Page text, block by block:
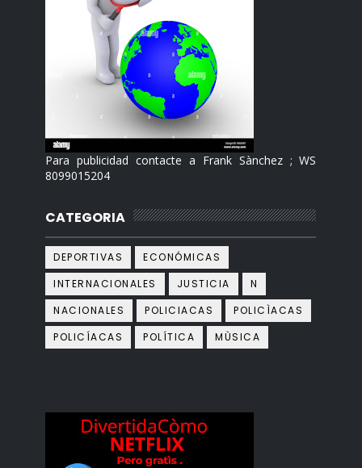
Para publicidad contacte a Frank Sànchez ; WS
8099015204
CATEGORIA
DEPORTIVAS
ECONÓMICAS
INTERNACIONALES
JUSTICIA
N
NACIONALES
POLICIACAS
POLICÌACAS
POLICÍACAS
POLÍTICA MÙSICA